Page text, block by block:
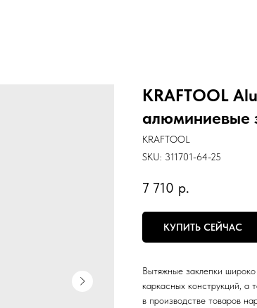
KRAFTOOL
алюминиевые
KRAFTOOL
SKU: 311701-64-25
7 710 р.
КУПИТЬ СЕЙЧАС
Вытяжные заклепки
каркасных конструкций, а
в производстве товаров